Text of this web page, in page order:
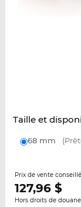
Taille et
68 mm
Prix de vente conseillé
127,96$
Hors droits de